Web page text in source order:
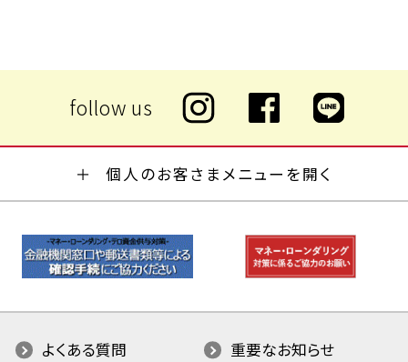
個人のお客さまメニューを開く
よくある質問 重要なお知らせ